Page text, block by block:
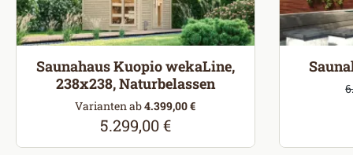
Saunahaus Kuopio wekaLine,
238x238, Naturbelassen
Varianten ab4.399,00 €
Regulärer Preis:
5.299,00 €